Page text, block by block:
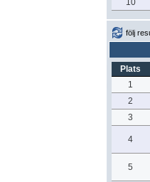
10
följ
Plats
1
2
3
4
5